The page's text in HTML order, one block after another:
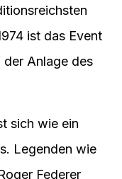
ist das Event
der Anlage des
sich wie ein
Legenden wie
Federer